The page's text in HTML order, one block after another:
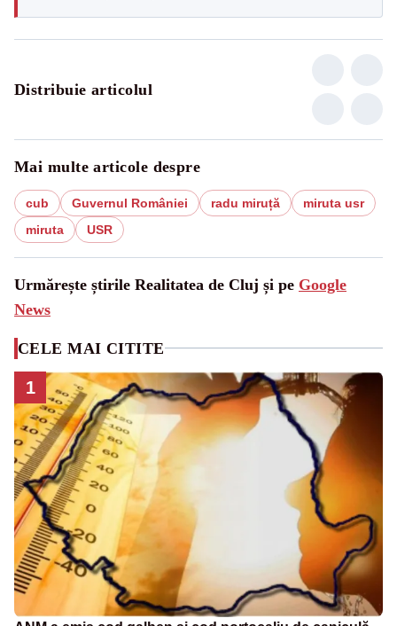
Distribuie articolul
Mai multe articole despre
cub Guvernul României radu miruță
miruta usr
miruta
USR
Urmărește știrile Realitatea de Cluj și pe Google
News
CELE MAI CITITE
1